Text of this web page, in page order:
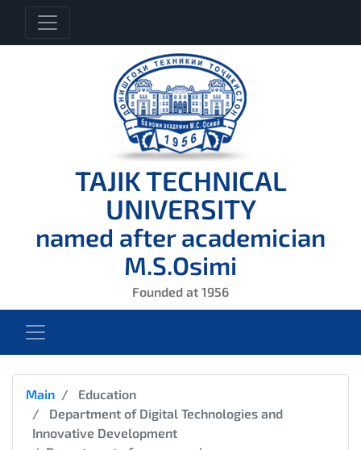
TAJIK TECHNICAL
UNIVERSITY
named after academician
M.S.Osimi
Founded at 1956
Main
Education
Department of Digital Technologies and
Innovative Development